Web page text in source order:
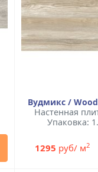
Вудмикс /
Настенная
Упаковка:
1295 руб/ м2